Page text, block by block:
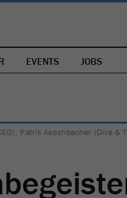
EVENTS JOBS
Patrik Aeschbacher (Dive &